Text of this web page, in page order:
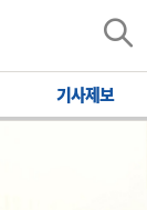
기사제보